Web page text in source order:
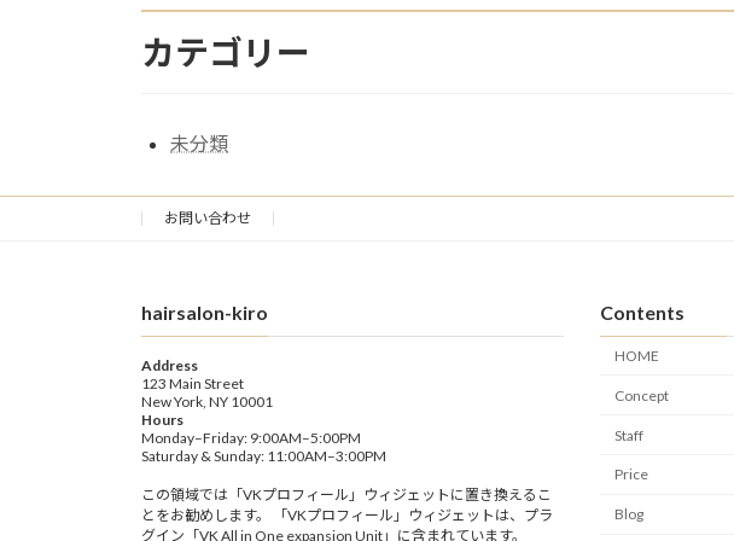
カテゴリー
未分類
お問い合わせ
hairsalon-kiro
Address
123 Main Street
New York, NY 10001
Hours
Monday–Friday: 9:00AM–5:00PM
Saturday & Sunday: 11:00AM–3:00PM
この領域では「VKプロフィール」ウィジェットに置き換えるこ
とをお勧めします。 「VKプロフィール」ウィジェットは、プラ
グイン「VK All in One expansion Unit」に含まれています。
Contents
HOME
Concept
Staff
Price
Blog